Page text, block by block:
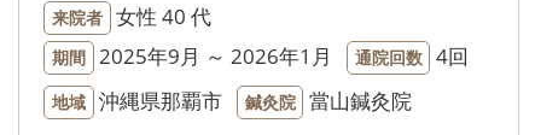
来院者 女性 40 代
期間 2025年9月 ～ 2026年1月 通院回数 4回
地域 沖縄県那覇市 鍼灸院 當山鍼灸院